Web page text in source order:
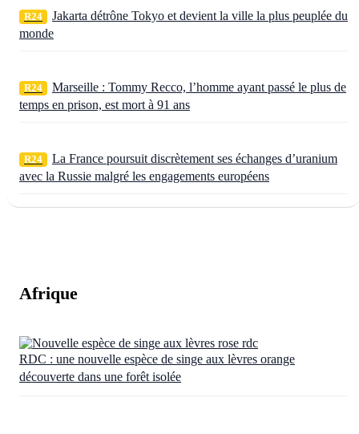
R24
Jakarta détrône Tokyo et devient la ville la plus peuplée du
monde
R24
Marseille : Tommy Recco, l’homme ayant passé le plus de
temps en prison, est mort à 91 ans
R24
La France poursuit discrètement ses échanges d’uranium
avec la Russie malgré les engagements européens
Afrique
RDC : une nouvelle espèce de singe aux lèvres orange
découverte dans une forêt isolée